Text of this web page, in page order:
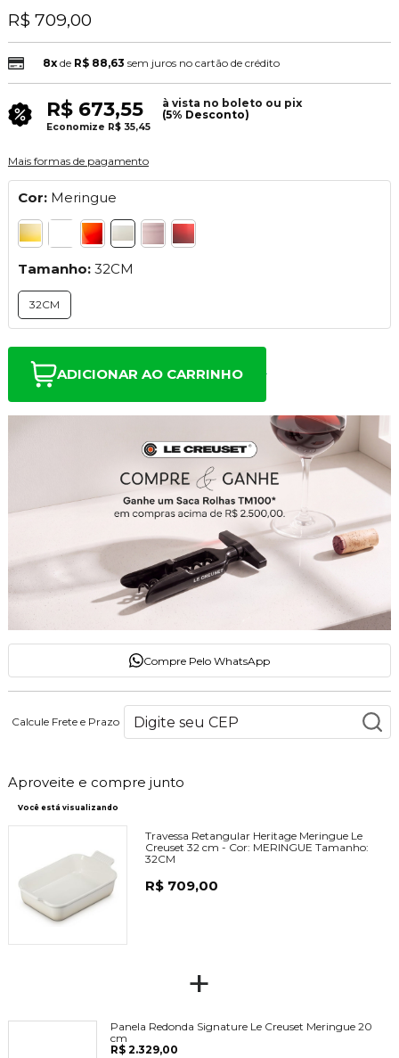
R$ 709,00
8xde R$ 88,63 sem juros no cartão de crédito
R$ 673,55
à vista no boleto ou pix
(5% Desconto)
Economize R$ 35,45
Mais formas de pagamento
Cor: Meringue
Tamanho: 32CM
32CM
ADICIONAR AO CARRINHO
Compre Pelo WhatsApp
Calcule Frete e Prazo
Aproveite e compre junto
Você está visualizando
Travessa Retangular Heritage Meringue Le
Creuset 32 cm - Cor: MERINGUE Tamanho:
32CM
R$ 709,00
+
Panela Redonda Signature Le Creuset Meringue 20
cm
R$ 2.329,00